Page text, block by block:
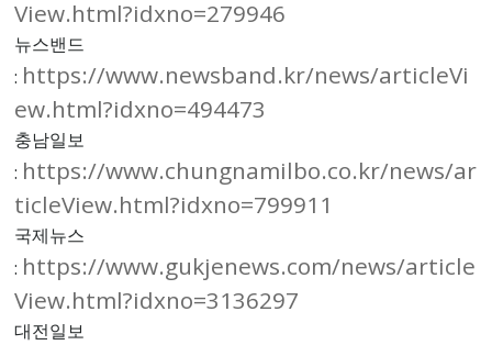
View.html?idxno=279946
뉴스밴드
: https://www.newsband.kr/news/articleVi
ew.html?idxno=494473
충남일보
: https://www.chungnamilbo.co.kr/news/ar
ticleView.html?idxno=799911
국제뉴스
: https://www.gukjenews.com/news/article
View.html?idxno=3136297
대전일보